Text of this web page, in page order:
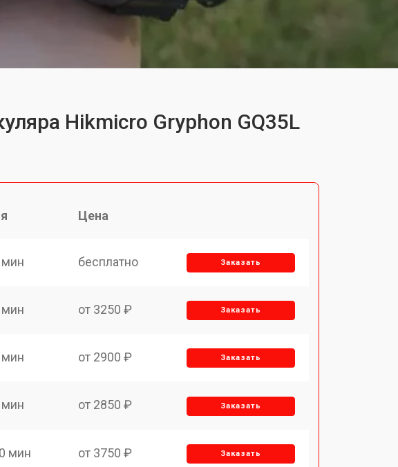
Hikmicro Gryphon GQ35L
Цена
мин бесплатно Заказать
мин от 3250 ₽ Заказать
мин от 2900 ₽ Заказать
мин от 2850 ₽ Заказать
мин от 3750 ₽ Заказать